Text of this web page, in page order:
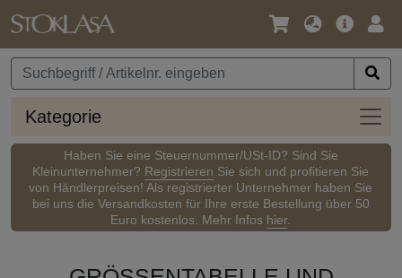
Sprache
Währung
Kategorie
Haben Sie eine Steuernummer/USt-ID? Sind Sie
Kleinunternehmer? Registrieren Sie sich und profitieren Sie
von Händlerpreisen! Als registrierter Unternehmer haben Sie
bei uns die Versandkosten für Ihre erste Bestellung über 50
Euro kostenlos. Mehr Infos hier.